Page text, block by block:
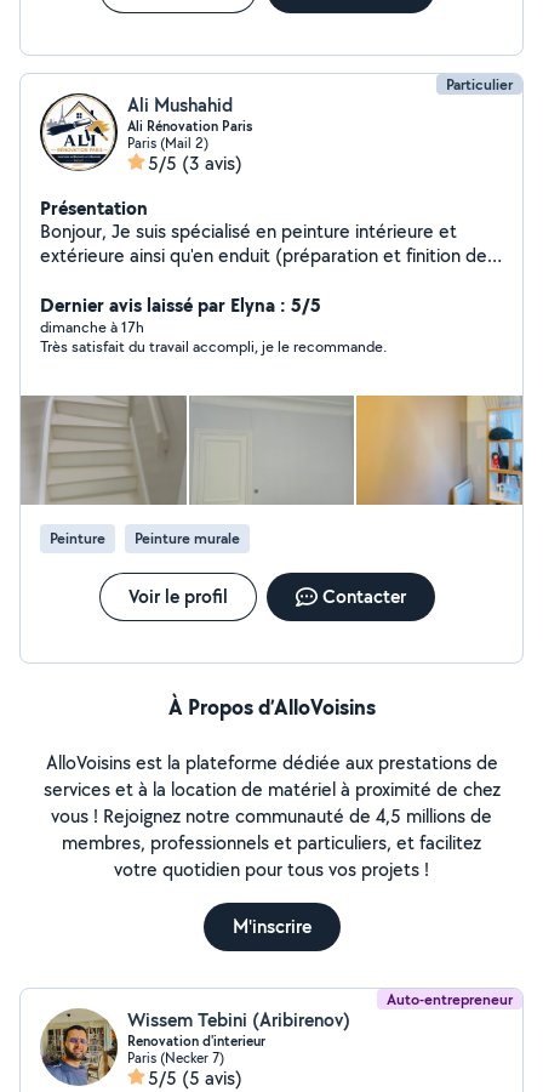
Particulier
Ali Mushahid
Ali Rénovation Paris
Paris (Mail 2)
5/5 (3 avis)
Présentation
Bonjour, Je suis spécialisé en peinture intérieure et
extérieure ainsi qu'en enduit (préparation et finition des
Sérieux, ponctuel et à l'écoute de mes clients, je
m'engage à respecter les délais et à assurer une finition
impeccable. Intervention à Paris et en Île-de-France.
projet
Dernier avis laissé par Elyna : 5/5
dimanche à 17h
Très satisfait du travail accompli, je le recommande.
Peinture Peinture murale
Voir le profil Contacter
À Propos d’AlloVoisins
AlloVoisins est la plateforme dédiée aux prestations de
services et à la location de matériel à proximité de chez
vous ! Rejoignez notre communauté de 4,5 millions de
membres, professionnels et particuliers, et facilitez
votre quotidien pour tous vos projets !
M'inscrire
Auto-entrepreneur
Wissem Tebini (Aribirenov)
Renovation d'interieur
Paris (Necker 7)
5/5 (5 avis)